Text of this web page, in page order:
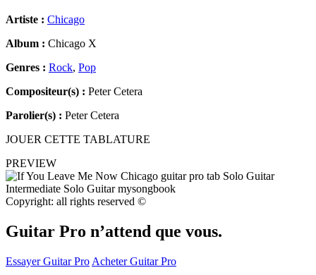
Artiste : Chicago
Album : Chicago X
Genres : Rock, Pop
Compositeur(s) : Peter Cetera
Parolier(s) : Peter Cetera
JOUER CETTE TABLATURE
PREVIEW
Copyright: all rights reserved ©
Guitar Pro n’attend que vous.
Essayer Guitar Pro Acheter Guitar Pro